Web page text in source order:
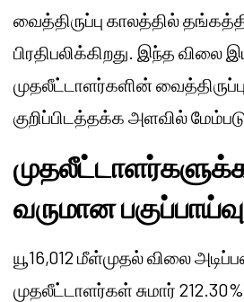
வைத்திருப்பு காலத்தில்
பிரதிபலிக்கிறது. இந்த விலை
முதலீட்டாளர்களின்
குறிப்பிடத்தக்க அளவில்
வருமான பகுப்பாய்வு
யூ16,012 மீள்முதல் விலை
முதலீட்டாளர்கள் சுமார்